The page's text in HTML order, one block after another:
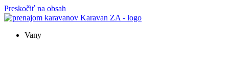
Preskočiť na obsah
Vany